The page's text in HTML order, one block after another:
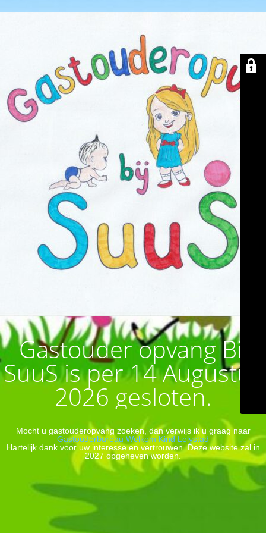
Gastouder opvang Bij
SuuS is per 14 Augustus
2026 gesloten.
Mocht u gastouderopvang zoeken, dan verwijs ik u graag naar
Gastouderbureau Welkom Kind Lelystad
Hartelijk dank voor uw interesse en vertrouwen. Deze website zal in
2027 opgeheven worden.